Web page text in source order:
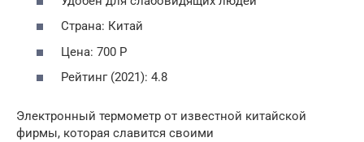
Страна: Китай
Цена: 700 Р
Рейтинг (2021): 4.8
Электронный термометр от известной китайской
фирмы, которая славится своими